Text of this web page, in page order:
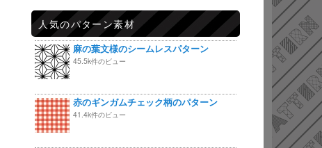
人気のパターン素材
麻の葉文様のシームレスパターン
45.5k件のビュー
赤のギンガムチェック柄のパターン
41.4k件のビュー